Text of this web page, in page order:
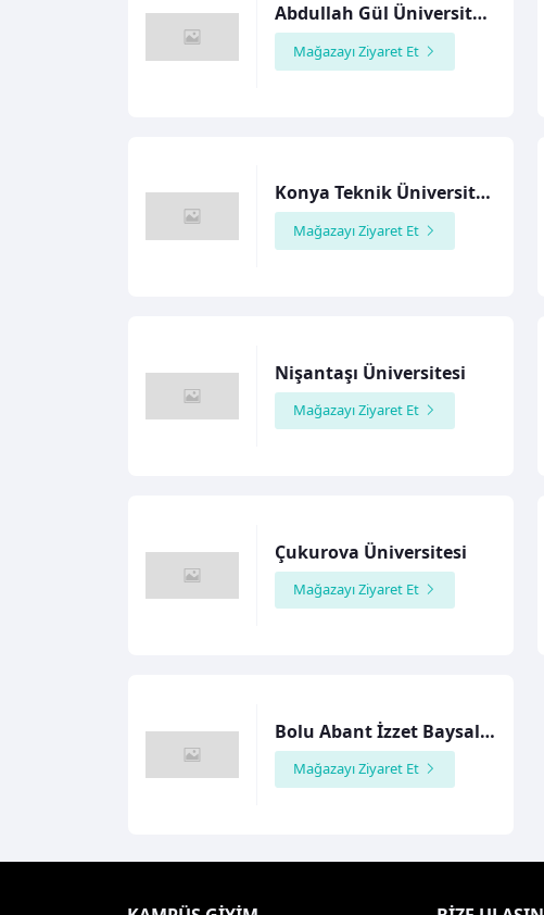
Abdullah Gül Üniversitesi
Mağazayı Ziyaret Et
Konya Teknik Üniversitesi
Mağazayı Ziyaret Et
Nişantaşı Üniversitesi
Mağazayı Ziyaret Et
Çukurova Üniversitesi
Mağazayı Ziyaret Et
Bolu Abant İzzet Baysal Üniversitesi
Mağazayı Ziyaret Et